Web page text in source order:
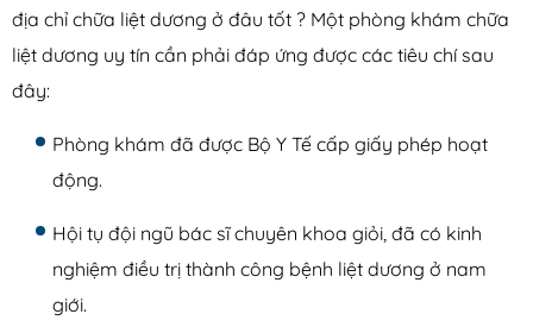
địa chỉ chữa liệt dương ở đâu tốt ? Một phòng khám chữa
liệt dương uy tín cần phải đáp ứng được các tiêu chí sau
đây:
Phòng khám đã được Bộ Y Tế cấp giấy phép hoạt
động.
Hội tụ đội ngũ bác sĩ chuyên khoa giỏi, đã có kinh
nghiệm điều trị thành công bệnh liệt dương ở nam
giới.